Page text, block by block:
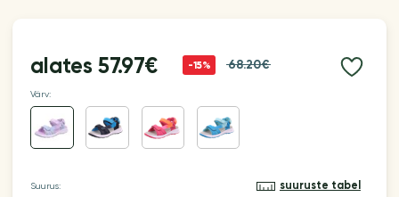
alates57.97€ -15% 68.20€
Värv:
Suurus: suuruste tabel